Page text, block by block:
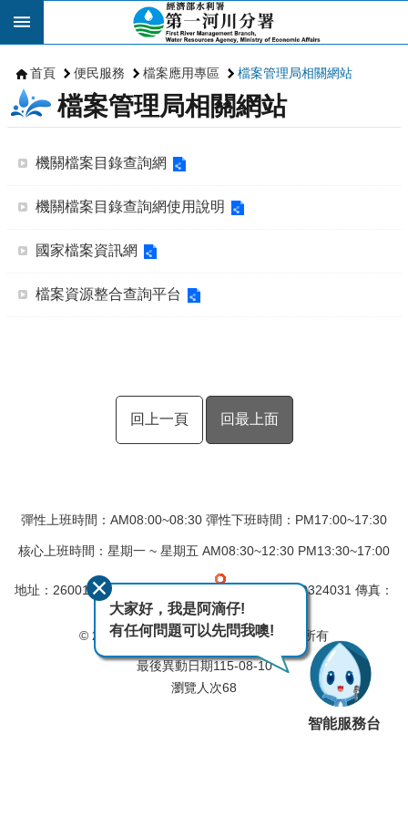
跳到主要內容區塊
首頁 便民服務 檔案應用專區 檔案管理局相關網站
檔案管理局相關網站
機關檔案目錄查詢網
機關檔案目錄查詢網使用說明
國家檔案資訊網
檔案資源整合查詢平台
回上一頁 回最上面
彈性上班時間：AM08:00~08:30 彈性下班時間：PM17:00~17:30
核心上班時間：星期一 ~ 星期五 AM08:30~12:30 PM13:30~17:00
地址：260010 宜蘭市民權新路6號
電話：(03)9324031 傳真：
(03)9331340
© 2017 經濟部水利署第一河川分署版權所有
最後異動日期115-08-10
瀏覽人次68
大家好，我是阿滴仔!
有任何問題可以先問我噢!
智能服務台